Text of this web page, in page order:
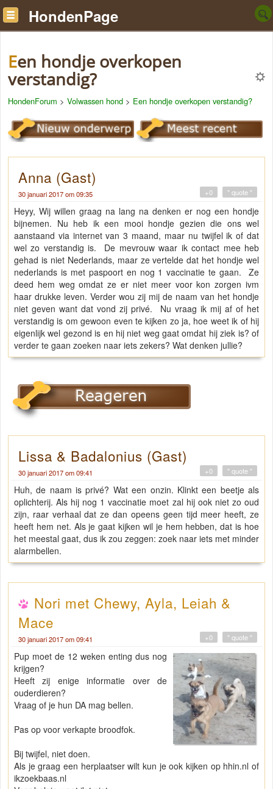
HondenPage
Een hondje overkopen
verstandig?
HondenForum > Volwassen hond > Een hondje overkopen verstandig?
Anna (Gast)
30 januari 2017 om 09:35 " quote "
+0
Heyy, Wij willen graag na lang na denken er nog een hondje
bijnemen. Nu heb ik een mooi hondje gezien die ons wel
aanstaand via internet van 3 maand, maar nu twijfel ik of dat
wel zo verstandig is. De mevrouw waar ik contact mee heb
gehad is niet Nederlands, maar ze vertelde dat het hondje wel
nederlands is met paspoort en nog 1 vaccinatie te gaan. Ze
deed hem weg omdat ze er niet meer voor kon zorgen ivm
haar drukke leven. Verder wou zij mij de naam van het hondje
niet geven want dat vond zij privé. Nu vraag ik mij af of het
verstandig is om gewoon even te kijken zo ja, hoe weet ik of hij
eigenlijk wel gezond is en hij niet weg gaat omdat hij ziek is? of
verder te gaan zoeken naar iets zekers? Wat denken jullie?
Lissa & Badalonius (Gast)
30 januari 2017 om 09:41 " quote "
+0
Huh, de naam is privé? Wat een onzin. Klinkt een beetje als
oplichterij. Als hij nog 1 vaccinatie moet zal hij ook niet zo oud
zijn, raar verhaal dat ze dan opeens geen tijd meer heeft, ze
heeft hem net. Als je gaat kijken wil je hem hebben, dat is hoe
het meestal gaat, dus ik zou zeggen: zoek naar iets met minder
alarmbellen.
Nori met Chewy, Ayla, Leiah &
Mace
30 januari 2017 om 09:41 " quote "
+0
Pup moet de 12 weken enting dus nog
krijgen?
Heeft zij enige informatie over de
ouderdieren?
Vraag of je hun DA mag bellen.
Pas op voor verkapte broodfok.
Bij twijfel, niet doen.
Als je graag een herplaatser wilt kun je ook kijken op hhin.nl of
ikzoekbaas.nl